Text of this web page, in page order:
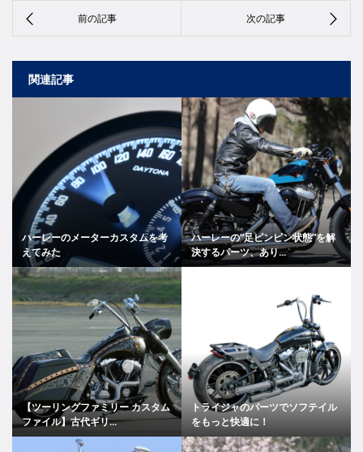
関連記事
ハーレーのメーターカスタムを考
えてみた
ハーレーの“足ピンピン状態”を解
決するパーツ、あり...
【ツーリングファミリー カスタム
ファイル】古代ギリ...
トライジャのパーツでソフテイル
をもっと快適に！